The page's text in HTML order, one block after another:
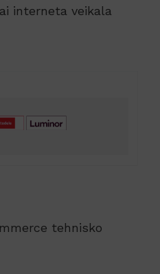
interneta veikala
tehnisko